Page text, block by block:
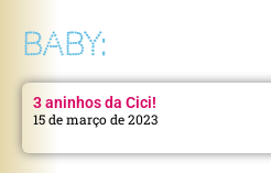
BABY:
3 aninhos da Cici!
15 de março de 2023